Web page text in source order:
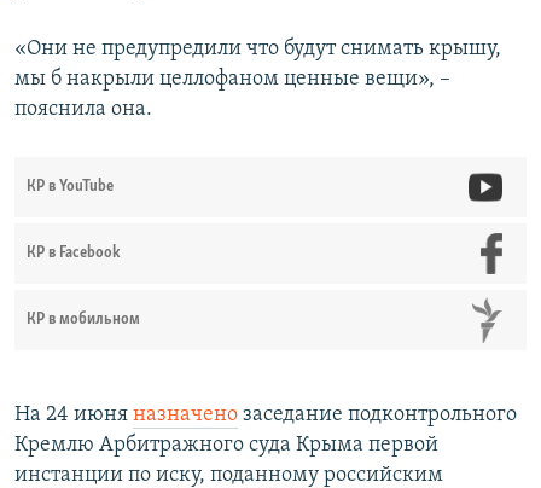
«Они не предупредили что будут снимать крышу,
мы б накрыли целлофаном ценные вещи», –
пояснила она.
КР в YouTube
КР в Facebook
КР в мобильном
На 24 июня назначено заседание подконтрольного
Кремлю Арбитражного суда Крыма первой
инстанции по иску, поданному российским